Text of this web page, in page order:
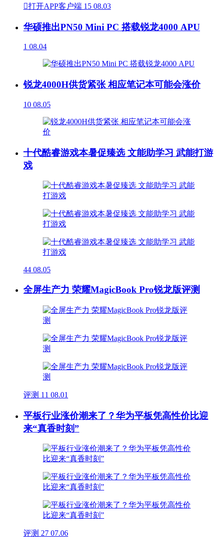
打开APP客户端 15 08.03
华硕推出PN50 Mini PC 搭载锐龙4000 APU
1 08.04
锐龙4000H供货紧张 相应笔记本可能会涨价
10 08.05
十代酷睿游戏本暑促臻选 文能助学习 武能打游
戏
44 08.05
全屏生产力 荣耀MagicBook Pro锐龙版评测
评测 11 08.01
平板行业涨价潮来了？华为平板凭高性价比迎
来“真香时刻”
评测 27 07.06